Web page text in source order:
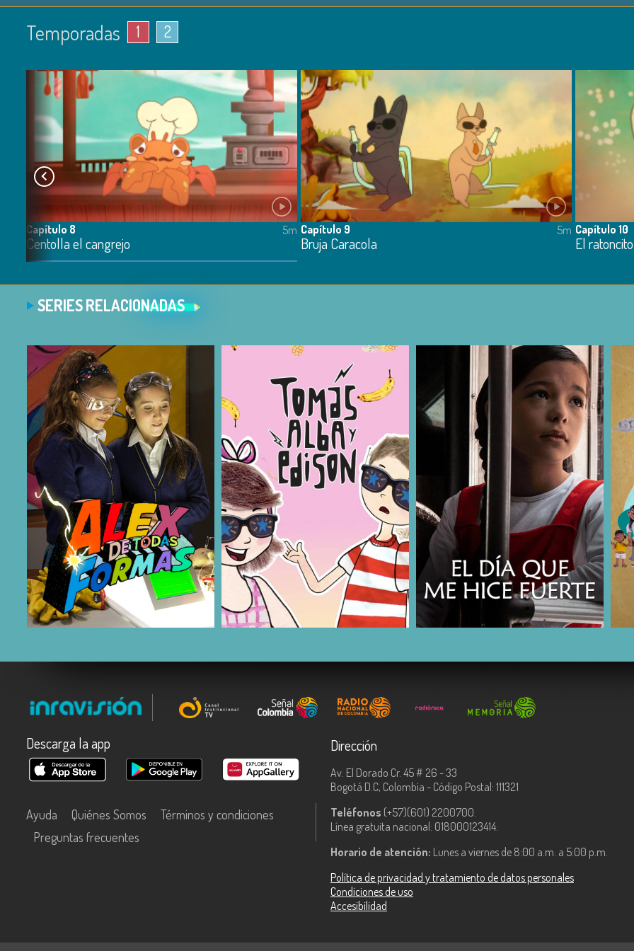
Temporadas 1 2
Capítulo 8
Centolla el cangrejo
5m Capítulo 9
Bruja Caracola
5m Capítulo 10
El
SERIES RELACIONADAS
COMPARTIR COMPARTIR COMPARTIR
Descarga la app
Ayuda Quiénes Somos
Términos y condiciones
Preguntas frecuentes
Dirección
Av. El Dorado Cr. 45 # 26 - 33
Bogotá D.C, Colombia - Código Postal: 111321
Teléfonos (+57)(601) 2200700.
Línea gratuita nacional: 018000123414.
Horario de atención: Lunes a viernes de 8:00 a.m. a 5:00 p.m.
Política de privacidad y tratamiento de datos personales
Condiciones de uso
Accesibilidad